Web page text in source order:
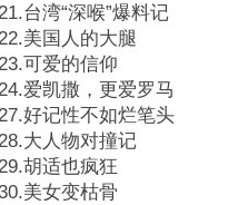
台湾“深喉”爆料记
美国人的大腿
可爱的信仰
爱凯撒，更爱罗马
好记性不如烂笔头
大人物对撞记
胡适也疯狂
美女变枯骨